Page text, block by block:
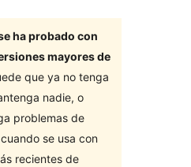
ha probado con
mayores de
que ya no tenga
nadie, o
problemas de
se usa con
recientes de